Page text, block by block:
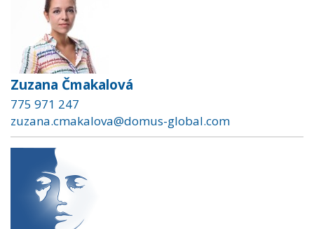
Zuzana Čmakalová
775 971 247
zuzana.cmakalova@domus-global.com